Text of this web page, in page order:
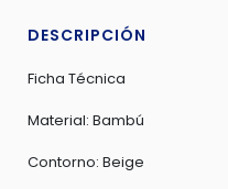
-
115A
cantidad
DESCRIPCIÓN
Ficha Técnica
Material: Bambú
Contorno: Beige